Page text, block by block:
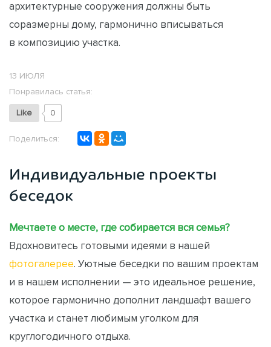
архитектурные сооружения должны быть
соразмерны дому, гармонично вписываться
в композицию участка.
13 ИЮЛЯ
Понравилась статья:
Like 0
Поделиться:
Индивидуальные проекты
беседок
Мечтаете о месте, где собирается вся семья?
Вдохновитесь готовыми идеями в нашей
фотогалерее. Уютные беседки по вашим проектам
и в нашем исполнении — это идеальное решение,
которое гармонично дополнит ландшафт вашего
участка и станет любимым уголком для
круглогодичного отдыха.